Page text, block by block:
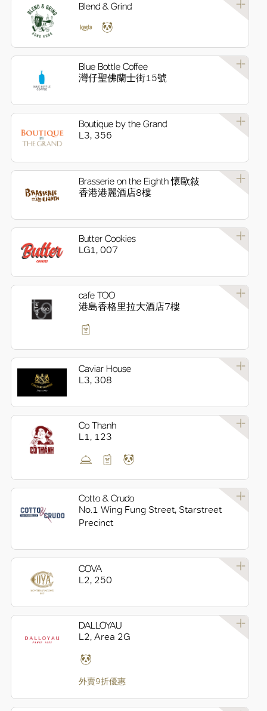
Blend & Grind
Blue Bottle Coffee
灣仔聖佛蘭士街15號
Boutique by the Grand
L3, 356
Brasserie on the Eighth 懷歐敍
香港港麗酒店8樓
Butter Cookies
LG1, 007
cafe TOO
港島香格里拉大酒店7樓
Caviar House
L3, 308
Co Thanh
L1, 123
Cotto & Crudo
No.1 Wing Fung Street, Starstreet
Precinct
COVA
L2, 250
DALLOYAU
L2, Area 2G
外賣9折優惠